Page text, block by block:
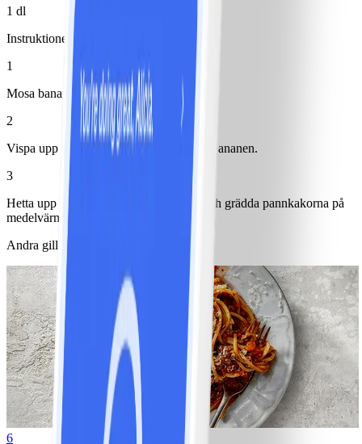
1 dl
Instruktioner
1
Mosa bananen.
2
Vispa upp äggen och blanda sedan med bananen.
3
Hetta upp en stekpanna med margarin och grädda pannkakorna på
medelvärme. Servera med bär.
Andra gillade också
6